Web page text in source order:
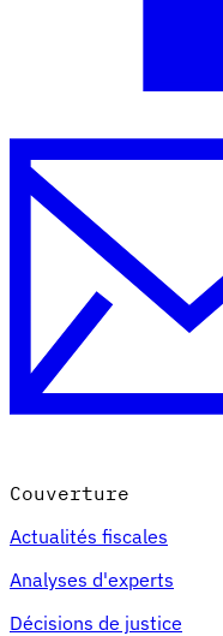
Couverture
Actualités fiscales
Analyses d'experts
Décisions de justice